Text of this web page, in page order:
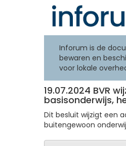
Inforum is de
bewaren en
voor lokale
19.07.2024 BVR
basisonderwijs,
Dit besluit wijzigt een
buitengewoon